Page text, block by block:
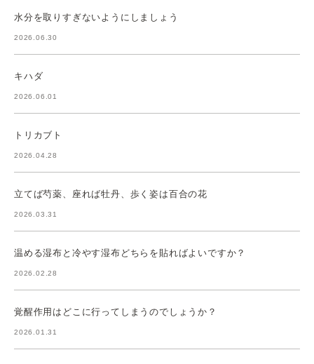
水分を取りすぎないようにしましょう
2026.06.30
キハダ
2026.06.01
トリカブト
2026.04.28
立てば芍薬、座れば牡丹、歩く姿は百合の花
2026.03.31
温める湿布と冷やす湿布どちらを貼ればよいですか？
2026.02.28
覚醒作用はどこに行ってしまうのでしょうか？
2026.01.31